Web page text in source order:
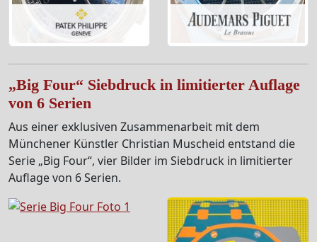
„Big Four“ Siebdruck in limitierter Auflage
von 6 Serien
Aus einer exklusiven Zusammenarbeit mit dem
Münchener Künstler Christian Muscheid entstand die
Serie „Big Four“, vier Bilder im Siebdruck in limitierter
Auflage von 6 Serien.